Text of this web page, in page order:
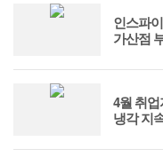
인스파
가산점
4월 취
냉각 지